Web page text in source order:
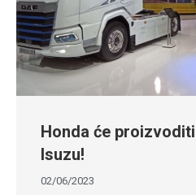
Honda će
Isuzu!
02/06/2023